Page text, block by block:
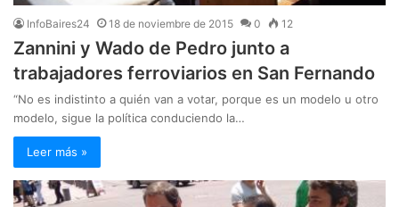
InfoBaires24 18 de noviembre de 2015 0 12
Zannini​ y Wado de Pedro junto a
trabajadores ferroviarios en San Fernando
“No es indistinto a quién van a votar, porque es un modelo u otro
modelo, sigue la política conduciendo la…
Leer más »